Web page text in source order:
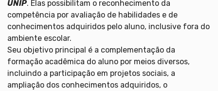
UNIP. Elas possibilitam o reconhecimento da
competência por avaliação de habilidades e de
conhecimentos adquiridos pelo aluno, inclusive fora do
ambiente escolar.
Seu objetivo principal é a complementação da
formação acadêmica do aluno por meios diversos,
incluindo a participação em projetos sociais, a
ampliação dos conhecimentos adquiridos, o